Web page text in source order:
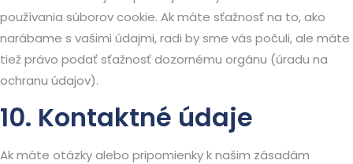
používania súborov cookie. Ak máte sťažnosť na to, ako
narábame s vašimi údajmi, radi by sme vás počuli, ale máte
tiež právo podať sťažnosť dozornému orgánu (úradu na
ochranu údajov).
10. Kontaktné údaje
Ak máte otázky alebo pripomienky k našim zásadám